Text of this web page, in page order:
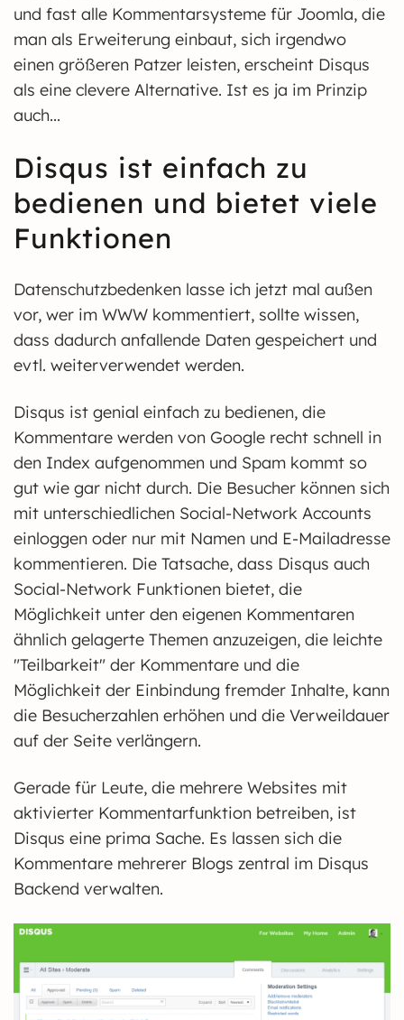
und fast alle Kommentarsysteme für Joomla, die
man als Erweiterung einbaut, sich irgendwo
einen größeren Patzer leisten, erscheint Disqus
als eine clevere Alternative. Ist es ja im Prinzip
auch...
Disqus ist einfach zu
bedienen und bietet viele
Funktionen
Datenschutzbedenken lasse ich jetzt mal außen
vor, wer im WWW kommentiert, sollte wissen,
dass dadurch anfallende Daten gespeichert und
evtl. weiterverwendet werden.
Disqus ist genial einfach zu bedienen, die
Kommentare werden von Google recht schnell in
den Index aufgenommen und Spam kommt so
gut wie gar nicht durch. Die Besucher können sich
mit unterschiedlichen Social-Network Accounts
einloggen oder nur mit Namen und E-Mailadresse
kommentieren. Die Tatsache, dass Disqus auch
Social-Network Funktionen bietet, die
Möglichkeit unter den eigenen Kommentaren
ähnlich gelagerte Themen anzuzeigen, die leichte
"Teilbarkeit" der Kommentare und die
Möglichkeit der Einbindung fremder Inhalte, kann
die Besucherzahlen erhöhen und die Verweildauer
auf der Seite verlängern.
Gerade für Leute, die mehrere Websites mit
aktivierter Kommentarfunktion betreiben, ist
Disqus eine prima Sache. Es lassen sich die
Kommentare mehrerer Blogs zentral im Disqus
Backend verwalten.